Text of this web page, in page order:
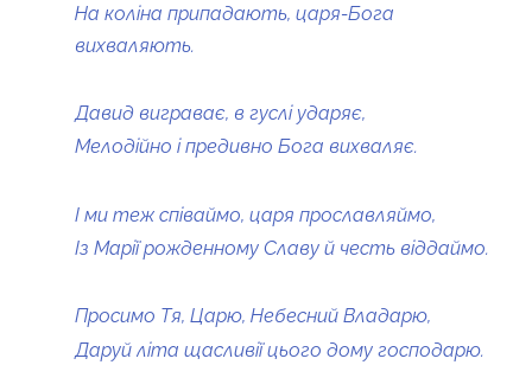
На коліна припадають, царя-Бога
вихваляють.
Давид виграває, в гуслі ударяє,
Мелодійно і предивно Бога вихваляє.
І ми теж співаймо, царя прославляймо,
Із Марії рожденному Славу й честь віддаймо.
Просимо Тя, Царю, Небесний Владарю,
Даруй літа щасливії цього дому господарю.